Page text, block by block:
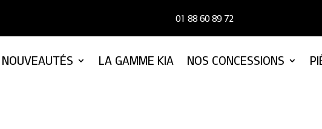
01 88 60 89 72
NOUVEAUTÉS LA GAMME KIA NOS CONCESSIONS